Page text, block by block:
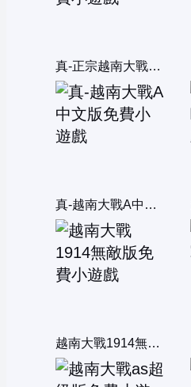
真-正宗越南大戰5雙人版
真-越南大戰A中文版
越南大戰1914無敵版